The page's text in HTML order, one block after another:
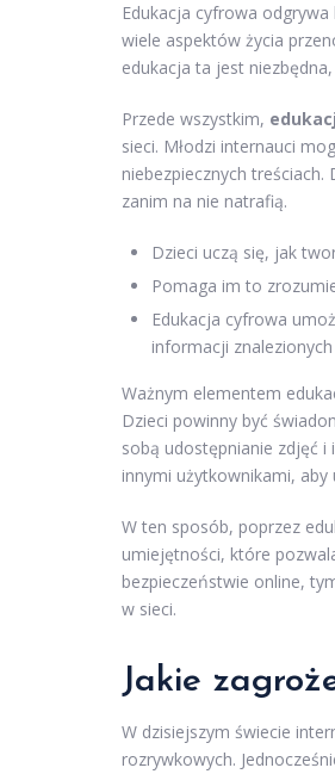
Edukacja cyfrowa
wiele aspektów życia
edukacja ta jest
Przede wszystkim,
sieci. Młodzi internauci
niebezpiecznych
zanim na nie natrafią.
Dzieci uczą się, jak
Pomaga im to
Edukacja cyfrowa
informacji
Ważnym elementem
Dzieci powinny być
sobą udostępnianie zdjęć
innymi użytkownikami, aby
W ten sposób, poprzez
umiejętności, które
bezpieczeństwie online,
w sieci.
Jakie
W dzisiejszym świecie
rozrywkowych.